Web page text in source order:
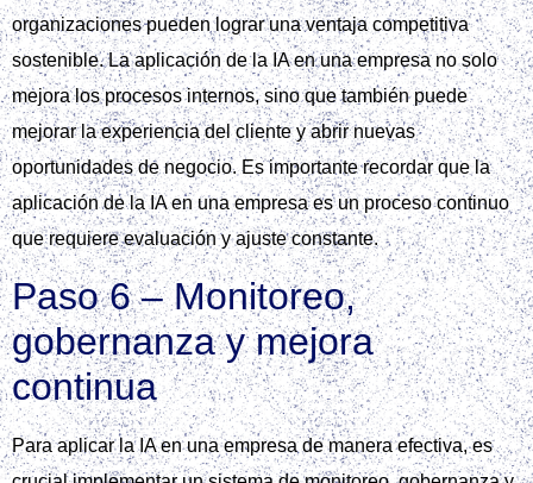
organizaciones pueden lograr una ventaja competitiva
sostenible. La aplicación de la IA en una empresa no solo
mejora los procesos internos, sino que también puede
mejorar la experiencia del cliente y abrir nuevas
oportunidades de negocio. Es importante recordar que la
aplicación de la IA en una empresa es un proceso continuo
que requiere evaluación y ajuste constante.
Paso 6 – Monitoreo,
gobernanza y mejora
continua
Para aplicar la IA en una empresa de manera efectiva, es